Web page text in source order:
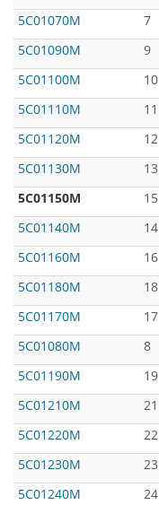
5C01070M
7
5C01090M
9
5C01100M
10
5C01110M
11
5C01120M
12
5C01130M
13
5C01150M
15
5C01140M
14
5C01160M
16
5C01180M
18
5C01170M
17
5C01080M
8
5C01190M
19
5C01210M
21
5C01220M
22
5C01230M
23
5C01240M
24